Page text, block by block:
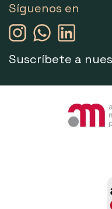
Síguenos en
Suscríbete a